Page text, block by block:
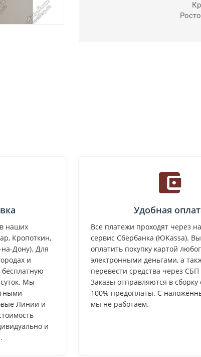
наших
Кропоткин,
на-Дону). Для
и
Мы
Линии и
и
Удобная
Все платежи проходят через
сервис Сбербанка (ЮKassa).
оплатить покупку картой
электронными деньгами, а
перевести средства через
Заказы отправляются в сборку
100% предоплаты. С
мы не работаем.